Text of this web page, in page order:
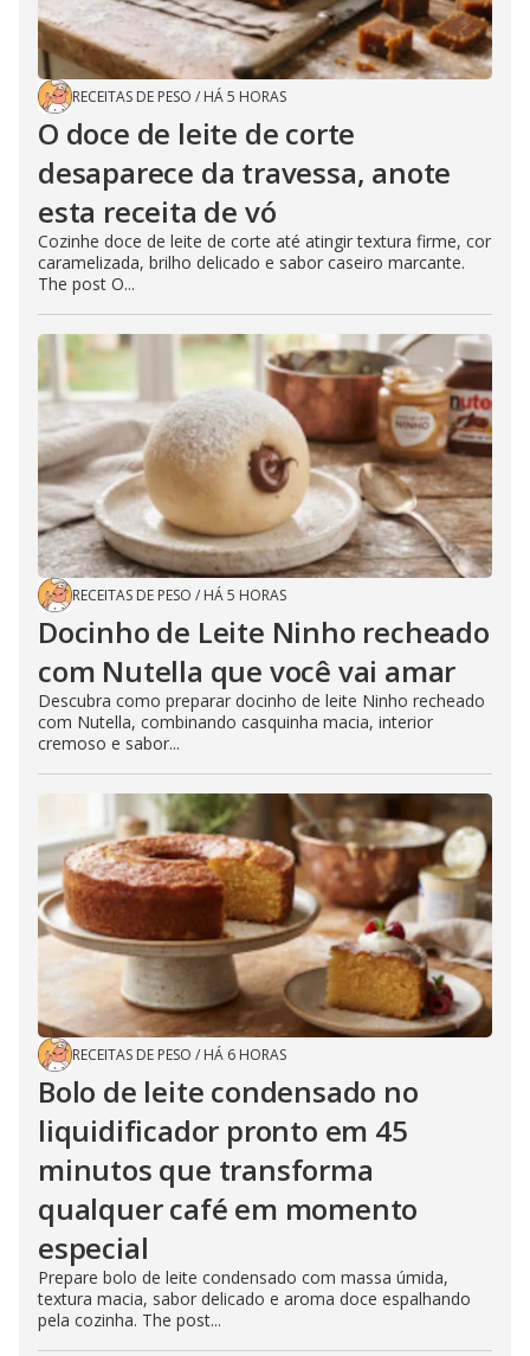
RECEITAS DE PESO / HÁ 5 HORAS
O doce de leite de corte
desaparece da travessa, anote
esta receita de vó
Cozinhe doce de leite de corte até atingir textura firme, cor
caramelizada, brilho delicado e sabor caseiro marcante.
The post O...
RECEITAS DE PESO / HÁ 5 HORAS
Docinho de Leite Ninho recheado
com Nutella que você vai amar
Descubra como preparar docinho de leite Ninho recheado
com Nutella, combinando casquinha macia, interior
cremoso e sabor...
RECEITAS DE PESO / HÁ 6 HORAS
Bolo de leite condensado no
liquidificador pronto em 45
minutos que transforma
qualquer café em momento
especial
Prepare bolo de leite condensado com massa úmida,
textura macia, sabor delicado e aroma doce espalhando
pela cozinha. The post...